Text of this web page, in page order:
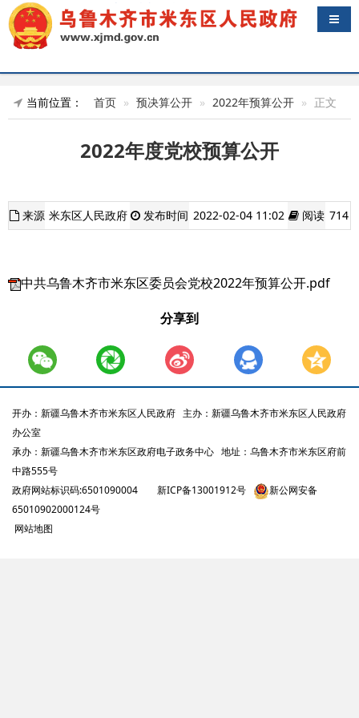
导航
当前位置： 首页 预决算公开 2022年预算公开 正文
2022年度党校预算公开
来源 米东区人民政府 发布时间 2022-02-04 11:02 阅读 714
中共乌鲁木齐市米东区委员会党校2022年预算公开.pdf
分享到
开办：新疆乌鲁木齐市米东区人民政府 主办：新疆乌鲁木齐市米东区人民政府
办公室
承办：新疆乌鲁木齐市米东区政府电子政务中心 地址：乌鲁木齐市米东区府前
中路555号
政府网站标识码:6501090004
新ICP备13001912号
新公网安备
65010902000124号
网站地图